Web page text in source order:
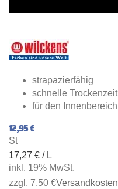
strapazierfähig
schnelle Trockenzeit
für den Innenbereich
12,95 €
St
17,27 € / L
inkl. 19% MwSt.
zzgl. 7,50 €Versandkosten